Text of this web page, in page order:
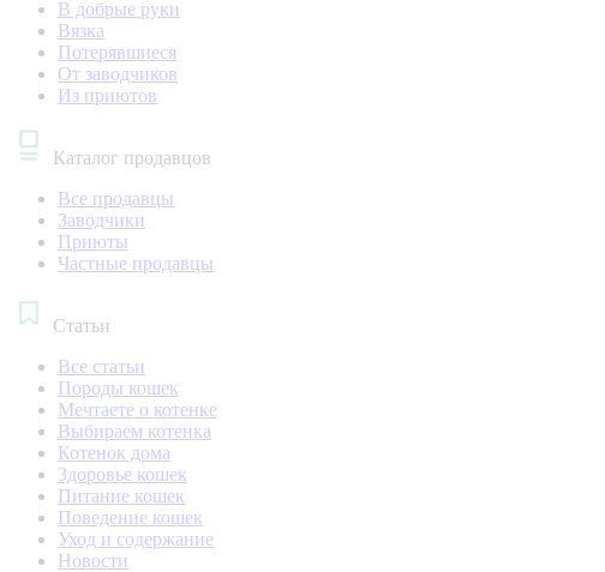
В добрые руки
Вязка
Потерявшиеся
От заводчиков
Из приютов
Каталог продавцов
Все продавцы
Заводчики
Приюты
Частные продавцы
Статьи
Все статьи
Породы кошек
Мечтаете о котенке
Выбираем котенка
Котенок дома
Здоровье кошек
Питание кошек
Поведение кошек
Уход и содержание
Новости